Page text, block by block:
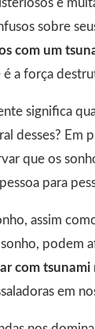
sobre
com um
é a força
significa
desses? Em
que os
para
assim
podem
com tsunami
em